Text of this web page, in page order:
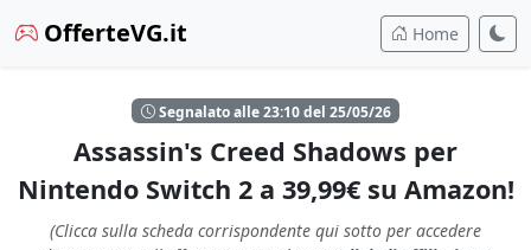
OfferteVG.it Home
Segnalato alle 23:10 del 25/05/26
Assassin's Creed Shadows per
Nintendo Switch 2 a 39,99€ su Amazon!
(Clicca sulla scheda corrispondente qui sotto per accedere